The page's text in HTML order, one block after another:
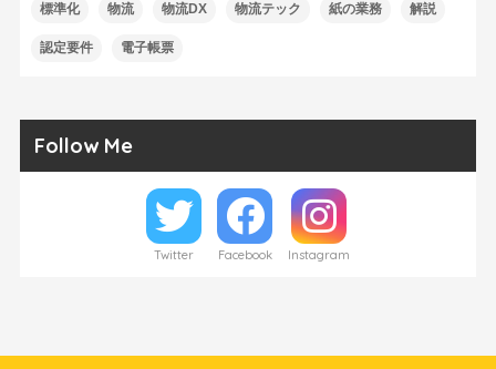
標準化 物流 物流DX 物流テック 紙の業務 解説
認定要件 電子帳票
Follow Me
Twitter Facebook Instagram